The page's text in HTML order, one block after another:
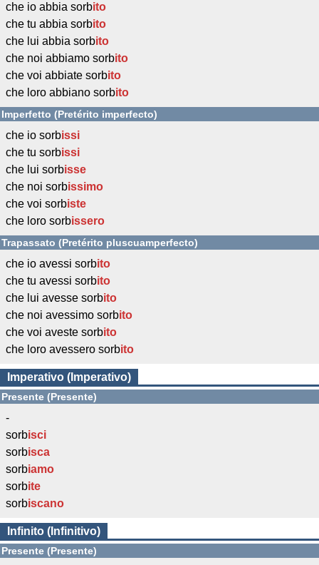
che io abbia sorbito
che tu abbia sorbito
che lui abbia sorbito
che noi abbiamo sorbito
che voi abbiate sorbito
che loro abbiano sorbito
Imperfetto (Pretérito imperfecto)
che io sorbissi
che tu sorbissi
che lui sorbisse
che noi sorbissimo
che voi sorbiste
che loro sorbissero
Trapassato (Pretérito pluscuamperfecto)
che io avessi sorbito
che tu avessi sorbito
che lui avesse sorbito
che noi avessimo sorbito
che voi aveste sorbito
che loro avessero sorbito
Imperativo (Imperativo)
Presente (Presente)
-
sorbisci
sorbisca
sorbiamo
sorbite
sorbiscano
Infinito (Infinitivo)
Presente (Presente)